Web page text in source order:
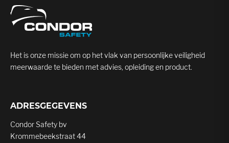
Het is onze missie om op het vlak van persoonlijke veiligheid
meerwaarde te bieden met advies, opleiding en product.
ADRESGEGEVENS
Condor Safety bv
Krommebeekstraat 44